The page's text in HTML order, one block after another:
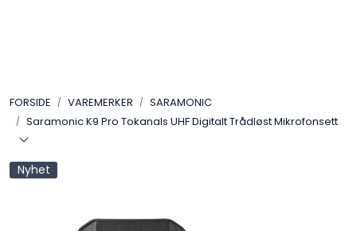
FORSIDE VAREMERKER
SARAMONIC
Saramonic K9 Pro Tokanals UHF Digitalt Trådløst Mikrofonsett
Nyhet
LYD